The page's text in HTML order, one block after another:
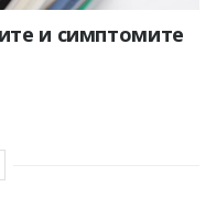
и симптомите